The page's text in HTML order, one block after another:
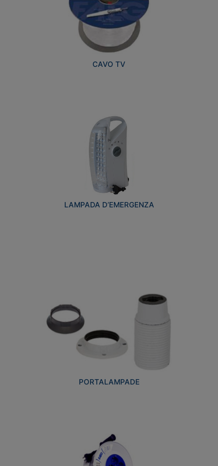
CAVO TV
LAMPADA D’EMERGENZA
PORTALAMPADE